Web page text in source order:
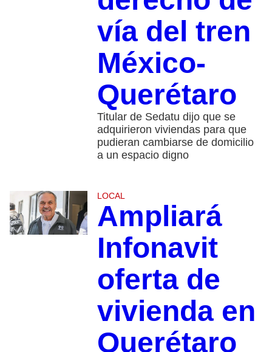
vía del tren
México-
Querétaro
Titular de Sedatu dijo que se
adquirieron viviendas para que
pudieran cambiarse de domicilio
a un espacio digno
LOCAL
Ampliará
Infonavit
oferta de
vivienda en
Querétaro